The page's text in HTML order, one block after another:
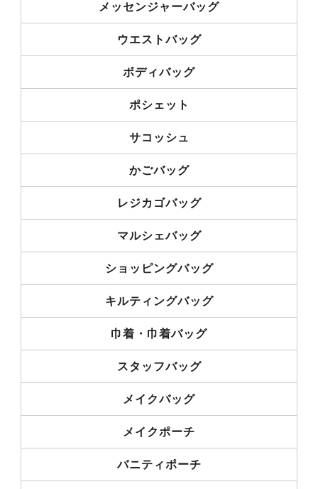
メッセンジャーバッグ
ウエストバッグ
ボディバッグ
ポシェット
サコッシュ
かごバッグ
レジカゴバッグ
マルシェバッグ
ショッピングバッグ
キルティングバッグ
巾着・巾着バッグ
スタッフバッグ
メイクバッグ
メイクポーチ
バニティポーチ